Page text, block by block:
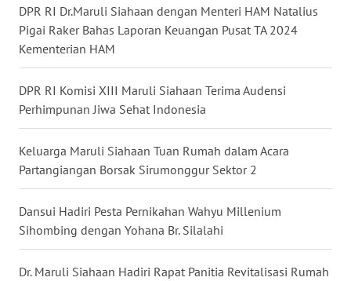
DPR RI Dr.Maruli Siahaan dengan Menteri HAM Natalius
Pigai Raker Bahas Laporan Keuangan Pusat TA 2024
Kementerian HAM
DPR RI Komisi XIII Maruli Siahaan Terima Audensi
Perhimpunan Jiwa Sehat Indonesia
Keluarga Maruli Siahaan Tuan Rumah dalam Acara
Partangiangan Borsak Sirumonggur Sektor 2
Dansui Hadiri Pesta Pernikahan Wahyu Millenium
Sihombing dengan Yohana Br. Silalahi
Dr. Maruli Siahaan Hadiri Rapat Panitia Revitalisasi Rumah
KALSEL
WN
KALTIM
WN
SULSEL
WN
GORONTALO
WN